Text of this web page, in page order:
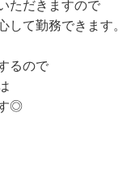
ただきますので
して勤務できます。
るので
◎